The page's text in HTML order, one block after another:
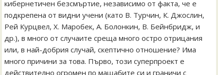
кибернетичен безсмъртие, независимо от факта, че е
подкрепена от видни учени (като В. Турчин, К. Джослин,
Рей Курцвел, Х. Mаробек, А. Болонкин, В. Бейнбридж, и
др.), в много от случаите среща много остро отрицания
или, в най-добрия случай, скептично отношение? Има
много причини за това. Първо, този суперпроект е
действително огромен по мащабите си и граничи с